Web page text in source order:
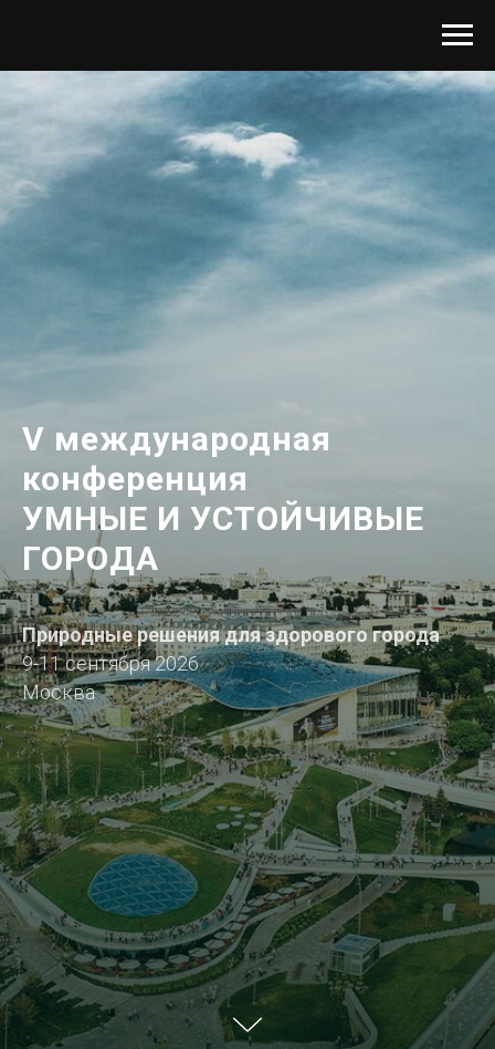
V международная
конференция
УМНЫЕ И УСТОЙЧИВЫЕ
ГОРОДА
Природные решения для здорового города
9-11 сентября 2026
Москва